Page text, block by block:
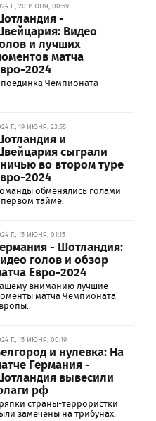
Г., 20 ИЮНЯ, 00:59
-
Видео
и лучших
матча
2024
Чемпионата
Г., 19 ИЮНЯ, 23:55
и
сыграли
во втором туре
2024
обменялись голами
тайме.
Г., 15 ИЮНЯ, 01:15
- Шотландия:
голов и обзор
Евро-2024
вниманию лучшие
матча Чемпионата
Г., 15 ИЮНЯ, 00:19
и нулевка: На
Германия -
вывесили
рф
страны-террористки
замечены на трибунах.